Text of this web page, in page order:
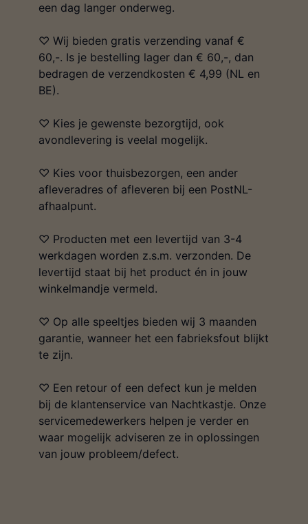
een dag langer onderweg.
♡ Wij bieden gratis verzending vanaf €
60,-. Is je bestelling lager dan € 60,-, dan
bedragen de verzendkosten € 4,99 (NL en
BE).
♡ Kies je gewenste bezorgtijd, ook
avondlevering is veelal mogelijk.
♡ Kies voor thuisbezorgen, een ander
afleveradres of afleveren bij een PostNL-
afhaalpunt.
♡ Producten met een levertijd van 3-4
werkdagen worden z.s.m. verzonden. De
levertijd staat bij het product én in jouw
winkelmandje vermeld.
♡ Op alle speeltjes bieden wij 3 maanden
garantie, wanneer het een fabrieksfout blijkt
te zijn.
♡ Een retour of een defect kun je melden
bij de klantenservice van Nachtkastje. Onze
servicemedewerkers helpen je verder en
waar mogelijk adviseren ze in oplossingen
van jouw probleem/defect.